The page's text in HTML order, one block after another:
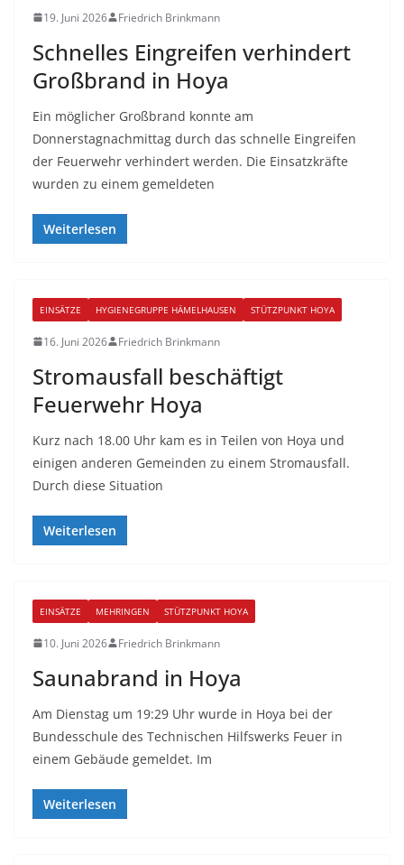
19. Juni 2026 Friedrich Brinkmann
Schnelles Eingreifen verhindert
Großbrand in Hoya
Ein möglicher Großbrand konnte am
Donnerstagnachmittag durch das schnelle Eingreifen
der Feuerwehr verhindert werden. Die Einsatzkräfte
wurden zu einem gemeldeten
Weiterlesen
EINSÄTZE HYGIENEGRUPPE HÄMELHAUSEN STÜTZPUNKT HOYA
16. Juni 2026 Friedrich Brinkmann
Stromausfall beschäftigt
Feuerwehr Hoya
Kurz nach 18.00 Uhr kam es in Teilen von Hoya und
einigen anderen Gemeinden zu einem Stromausfall.
Durch diese Situation
Weiterlesen
EINSÄTZE MEHRINGEN STÜTZPUNKT HOYA
10. Juni 2026 Friedrich Brinkmann
Saunabrand in Hoya
Am Dienstag um 19:29 Uhr wurde in Hoya bei der
Bundesschule des Technischen Hilfswerks Feuer in
einem Gebäude gemeldet. Im
Weiterlesen